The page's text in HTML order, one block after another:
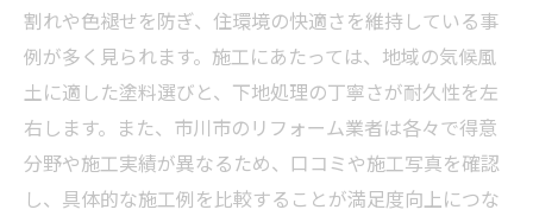
割れや色褪せを防ぎ、住環境の快適さを維持している事
例が多く見られます。施工にあたっては、地域の気候風
土に適した塗料選びと、下地処理の丁寧さが耐久性を左
右します。また、市川市のリフォーム業者は各々で得意
分野や施工実績が異なるため、口コミや施工写真を確認
し、具体的な施工例を比較することが満足度向上につな